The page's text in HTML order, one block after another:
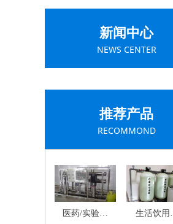
新闻中心
NEWS CENTER
推荐产品
RECOMMOND
医药/实验室
生活饮用